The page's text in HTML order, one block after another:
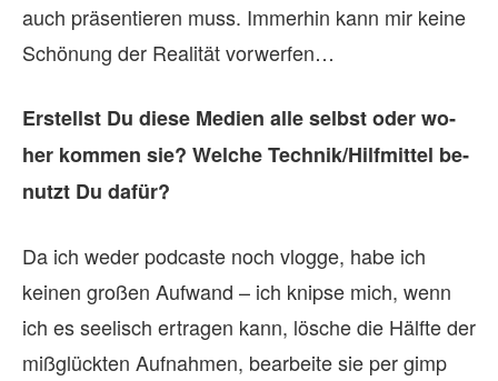
auch präsentieren muss. Immerhin kann mir keine
Schönung der Realität vorwerfen…
Er­stellst Du diese Me­dien alle selbst oder wo­
her kom­men sie? Wel­che Technik/Hilfmittel be­
nutzt Du da­für?
Da ich weder podcaste noch vlogge, habe ich
keinen großen Aufwand – ich knipse mich, wenn
ich es seelisch ertragen kann, lösche die Hälfte der
mißglückten Aufnahmen, bearbeite sie per gimp